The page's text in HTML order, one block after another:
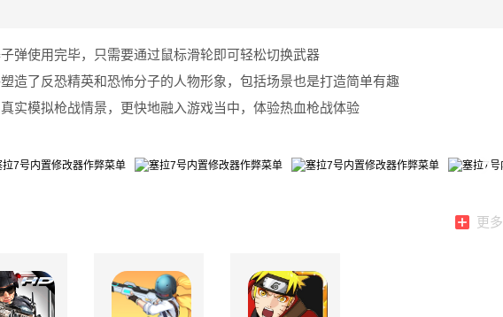
弹使用完毕，只需要通过鼠标滑轮即可轻松切换武器
造了反恐精英和恐怖分子的人物形象，包括场景也是打造简单有趣
实模拟枪战情景，更快地融入游戏当中，体验热血枪战体验
更多